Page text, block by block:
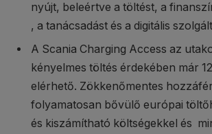
nyújt, beleértve a töltést, a
, a tanácsadást és a digitális
A Scania Charging Access az
kényelmes töltés érdekében már
elérhető. Zökkenőmentes
folyamatosan bővülő európai
és kiszámítható költségekkel és